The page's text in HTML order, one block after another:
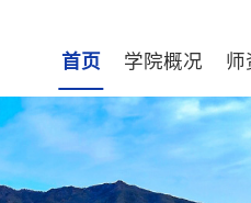
首页 学院概况 师